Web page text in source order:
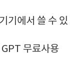
기에서 쓸 수 있
무료사용